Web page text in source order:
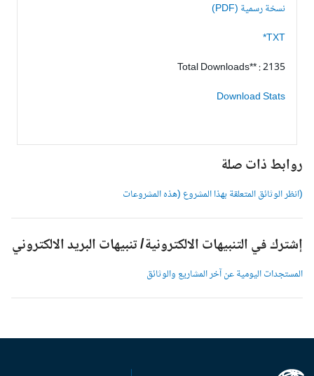
نسخة رسمية (PDF)
TXT*
Total Downloads** : 2135
Download Stats
روابط ذات صلة
(انظر الوثائق المتعلقة بهذا المشروع (هذه المشروعات
إشترك في التنبيهات الالكترونية/ تنبيهات البريد الالكتروني
المستجدات اليومية عن آخر المشاريع والوثائق